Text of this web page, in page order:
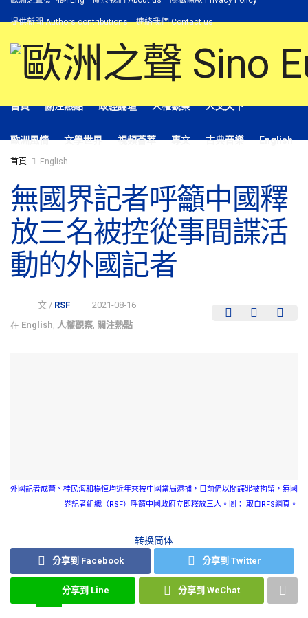
提供新聞 Authors contributions 連絡我們 Contact us
首頁 關注熱點 政經論壇 人權觀察 人文天下
歐洲風情 文學世界 視頻薈萃 專文 古典音樂 English
首頁 English
無國界記者呼籲中國釋
放三名被控從事間諜活
動的外國記者
文 / RSF
2021-08-16
在 English 人權觀察 關注熱點
外國記者成蕾、桂民海和楊恒均近年來被中國當局逮捕，目前仍以間諜罪被拘留，無國
界記者組織（RSF）呼籲中國政府立即釋放三人。圖： 取自RFS網頁。
转换简体
分享到 Facebook 分享到 Twitter
分享到 Line 分享到 WeChat